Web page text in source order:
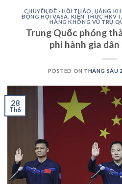
CHUYÊN ĐỀ - HỘI THẢO HÀNG
ĐỘNG HỘI VASA, KIẾN THỨC HKVT
HÀNG KHÔNG VŨ TRỤ
Trung Quốc phóng
phi hành gia
POSTED ON THÁNG SÁU
28
Th6